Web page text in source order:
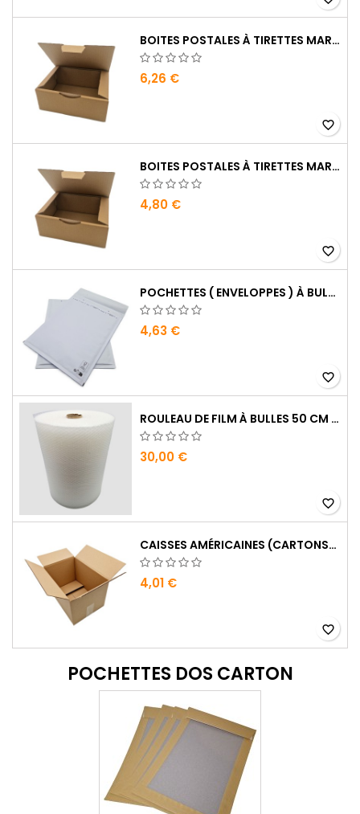
BOITES POSTALES À TIRETTES MARRONS : 200 X 140 X 75 MM PETITE CANNELURE …
6,26 €
favorite_border
BOITES POSTALES À TIRETTES MARRONS : 150 X 100 X 70 MM PETITE CANNELURE …
4,80 €
favorite_border
POCHETTES ( ENVELOPPES ) À BULLES H/8 : 260 X 360 MM EN KRAFT BLANC
4,63 €
favorite_border
ROULEAU DE FILM À BULLES 50 CM X 100 MÈTRES …
30,00 €
favorite_border
CAISSES AMÉRICAINES (CARTONS) : 200 X 140 X 140 MM SIMPLE CANNELURE …
4,01 €
favorite_border
POCHETTES DOS CARTON